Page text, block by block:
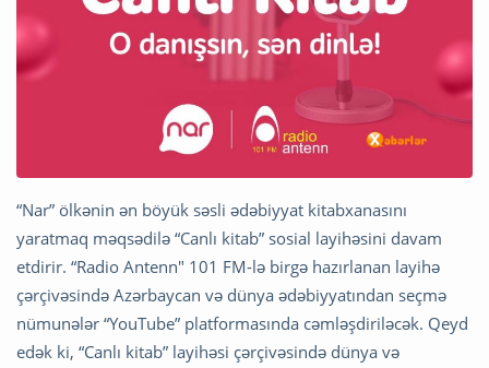
“Nar” ölkənin ən böyük səsli ədəbiyyat kitabxanasını
yaratmaq məqsədilə “Canlı kitab” sosial layihəsini davam
etdirir. “Radio Antenn" 101 FM-lə birgə hazırlanan layihə
çərçivəsində Azərbaycan və dünya ədəbiyyatından seçmə
nümunələr “YouTube” platformasında cəmləşdiriləcək. Qeyd
edək ki, “Canlı kitab” layihəsi çərçivəsində dünya və